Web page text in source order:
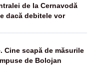
de la Cernavodă
dacă debitele vor
Cine scapă de măsurile
de Bolojan